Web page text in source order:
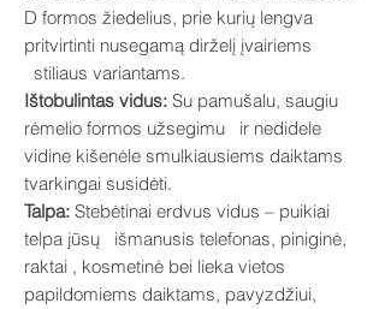
D formos žiedelius, prie kurių lengva
pritvirtinti nusegamą dirželį įvairiems
stiliaus variantams.
Ištobulintas vidus: Su pamušalu, saugiu
rėmelio formos užsegimu ir nedidele
vidine kišenėle smulkiausiems daiktams
tvarkingai susidėti.
Talpa: Stebėtinai erdvus vidus – puikiai
telpa jūsų išmanusis telefonas, piniginė,
raktai , kosmetinė bei lieka vietos
papildomiems daiktams, pavyzdžiui,